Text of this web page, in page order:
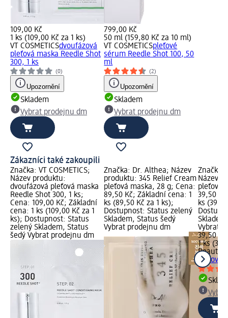
109,00 Kč
1 ks (109,00 Kč za 1 ks)
VT COSMETICSdvoufázová
pleťová maska Reedle Shot
300, 1 ks
(0)
Upozornění
Skladem
Vybrat prodejnu dm
799,00 Kč
50 ml (159,80 Kč za 10 ml)
VT COSMETICSpleťové
sérum Reedle Shot 100, 50
ml
(2)
Upozornění
Skladem
Vybrat prodejnu dm
Zákazníci také zakoupili
Značka: VT COSMETICS;
Název produktu:
dvoufázová pleťová maska
Reedle Shot 300, 1 ks;
Cena: 109,00 Kč; Základní
cena: 1 ks (109,00 Kč za 1
ks); Dostupnost: Status
zelený Skladem, Status
šedý Vybrat prodejnu dm
Značka: Dr. Althea; Název
produktu: 345 Relief Cream
pleťová maska, 28 g; Cena:
89,50 Kč; Základní cena: 1
ks (89,50 Kč za 1 ks);
Dostupnost: Status zelený
Skladem, Status šedý
Vybrat prodejnu dm
Značka:
Název
pleťová
39,50
ks
Vybrat
39,50 Kč
1 ks
Beauty
pleťová